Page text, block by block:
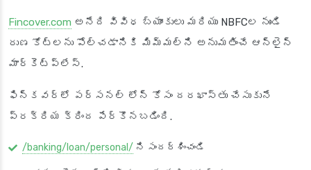
Fincover.com అనేది వివిధ బ్యాంకులు మరియు NBFCల నుండి
రుణ కోట్‌లను పోల్చడానికి మిమ్మల్ని అనుమతించే ఆన్‌లైన్
మార్కెట్‌ప్లేస్.
ఫిన్‌కవర్‌లో పర్సనల్ లోన్ కోసం దరఖాస్తు చేసుకునే
ప్రక్రియ క్రింద పేర్కొనబడింది.
/banking/loan/personal/ ని సందర్శించండి